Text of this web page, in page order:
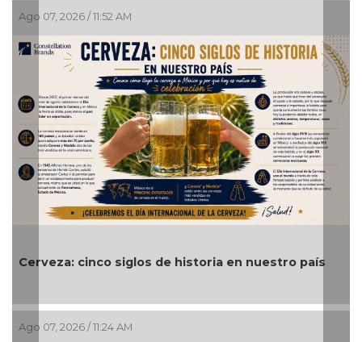
07, 2026 / 11:52 AM
cinco siglos de historia en nuestro país
07, 2026 / 11:24 AM